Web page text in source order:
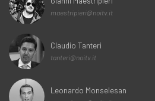
maestripieri@noitv.it
Claudio Tanteri
tanteri@noitv.it
Leonardo Monselesan